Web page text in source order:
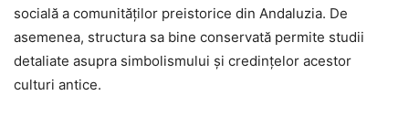
socială a comunităților preistorice din Andaluzia. De
asemenea, structura sa bine conservată permite studii
detaliate asupra simbolismului și credințelor acestor
culturi antice.